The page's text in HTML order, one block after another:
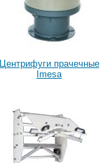
Центрифуги прачечные
Imesa